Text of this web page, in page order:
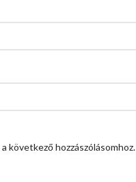
következő hozzászólásomhoz.